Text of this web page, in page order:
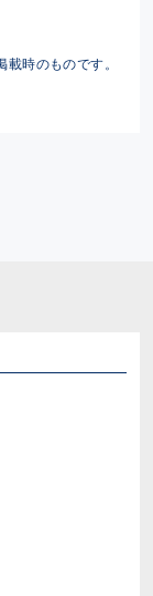
時のものです。